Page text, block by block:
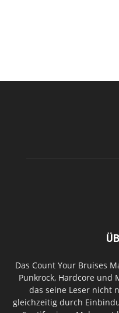
Das Count Your Bruises
Punkrock, Hardcore und
das seine Leser nicht
gleichzeitig durch